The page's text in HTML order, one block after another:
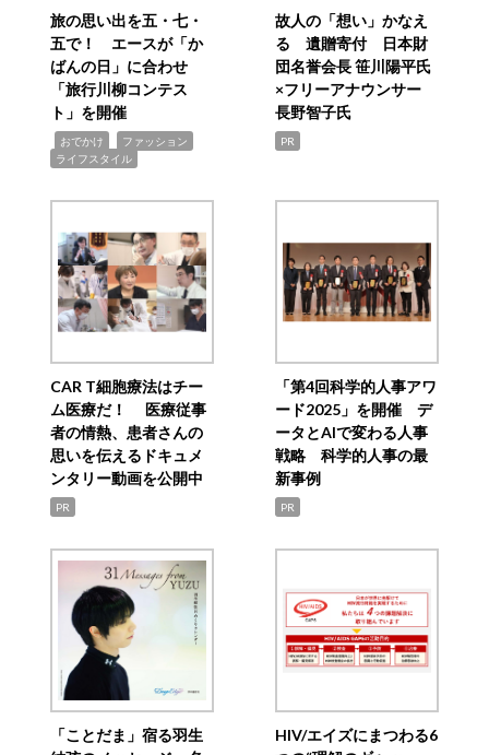
旅の思い出を五・七・
五で！ エースが「か
ばんの日」に合わせ
「旅行川柳コンテス
ト」を開催
おでかけ ファッション
ライフスタイル
故人の「想い」かなえ
る 遺贈寄付 日本財
団名誉会長 笹川陽平氏
×フリーアナウンサー
長野智子氏
PR
CAR T細胞療法はチー
ム医療だ！ 医療従事
者の情熱、患者さんの
思いを伝えるドキュメ
ンタリー動画を公開中
PR
「第4回科学的人事アワ
ード2025」を開催 デ
ータとAIで変わる人事
戦略 科学的人事の最
新事例
PR
「ことだま」宿る羽生
HIV/エイズにまつわる6